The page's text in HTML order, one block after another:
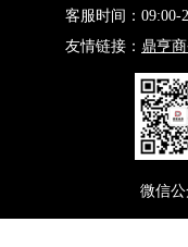
客服时间：09:00-
友情链接： 鼎亨
微信